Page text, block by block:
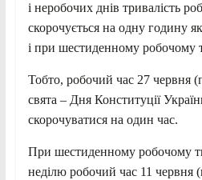
і неробочих днів тривалість
скорочується на одну годину
і при шестиденному робочому
Тобто, робочий час 27 червня
свята – Дня Конституції
скорочуватися на один час.
При шестиденному робочому
неділю робочий час 11 червня